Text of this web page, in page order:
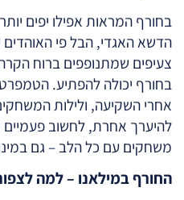
בחורף המראות אפילו יפים
הדשא האגדי, הבל פי האוהדים
צעיפים שמתנופפים ברוח
בחורף יכולה להפתיע.
אחרי השקיעה, ולילות
להיערך אחרת, לחשוב פעמיים
משחקים עם כל הלב – גם
החורף במילאנו – למה